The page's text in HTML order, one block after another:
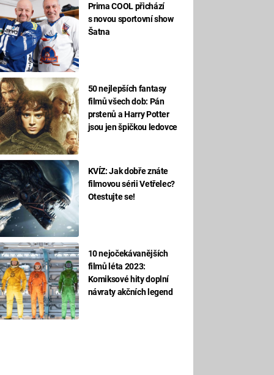
Prima COOL přichází
s novou sportovní show
Šatna
50 nejlepších fantasy
filmů všech dob: Pán
prstenů a Harry Potter
jsou jen špičkou ledovce
KVÍZ: Jak dobře znáte
filmovou sérii Vetřelec?
Otestujte se!
10 nejočekávanějších
filmů léta 2023:
Komiksové hity doplní
návraty akčních legend